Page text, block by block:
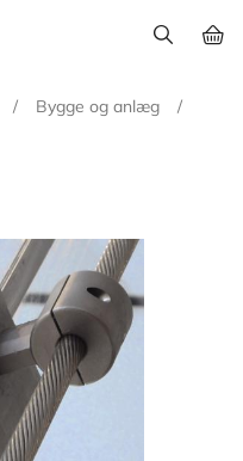
/ Bygge og anlæg
/